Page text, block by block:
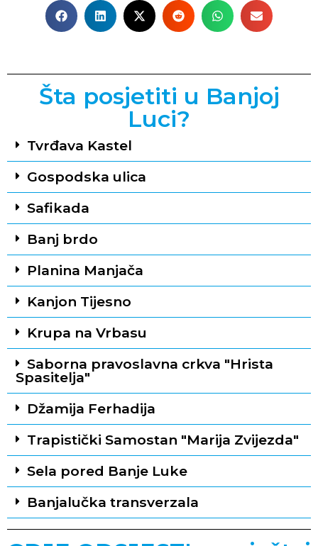
Šta posjetiti u Banjoj
Luci?
Tvrđava Kastel
Gospodska ulica
Safikada
Banj brdo
Planina Manjača
Kanjon Tijesno
Krupa na Vrbasu
Saborna pravoslavna crkva "Hrista
Spasitelja"
Džamija Ferhadija
Trapistički Samostan "Marija Zvijezda"
Sela pored Banje Luke
Banjalučka transverzala